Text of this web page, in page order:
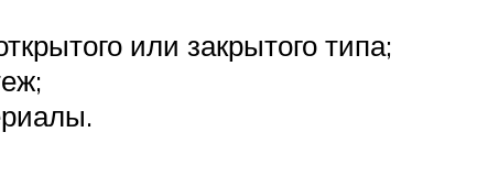
или закрытого типа;